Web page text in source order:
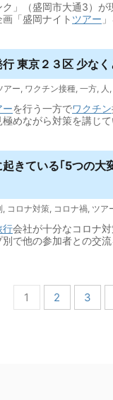
ク」（盛岡市大通3）
画「盛岡ナイト ツアー
東京２３区 少な
アー, ワクチン接種, 一方, 人 ,
ーを行う一方でワクチン
めながら対策を講じ
きている｢5つの
, コロナ対策, コロナ禍, ツア
行会社が十分なコロナ
で他の参加者との交
1 2 3